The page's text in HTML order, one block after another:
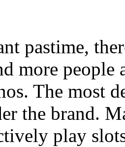
pastime,
more people
The most
the brand.
play